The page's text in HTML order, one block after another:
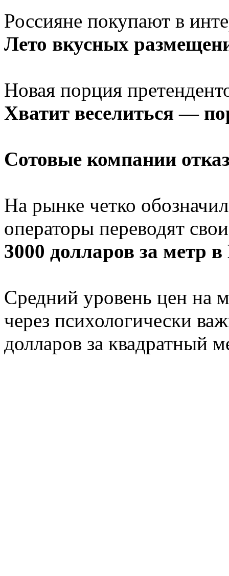
Россияне покупают в
Лето вкусных
Новая порция
Хватит веселиться —
Сотовые компании
На рынке четко
операторы пеpеводят
3000 долларов за метp
Средний уровень цен на
через психологически
долларов за квадратный